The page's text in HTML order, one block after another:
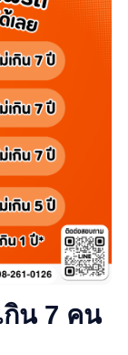
น 7 คน